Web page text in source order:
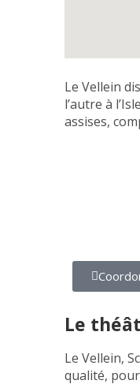
Le Vellein
l’autre à
assises,
Le
Le Vellein,
qualité,